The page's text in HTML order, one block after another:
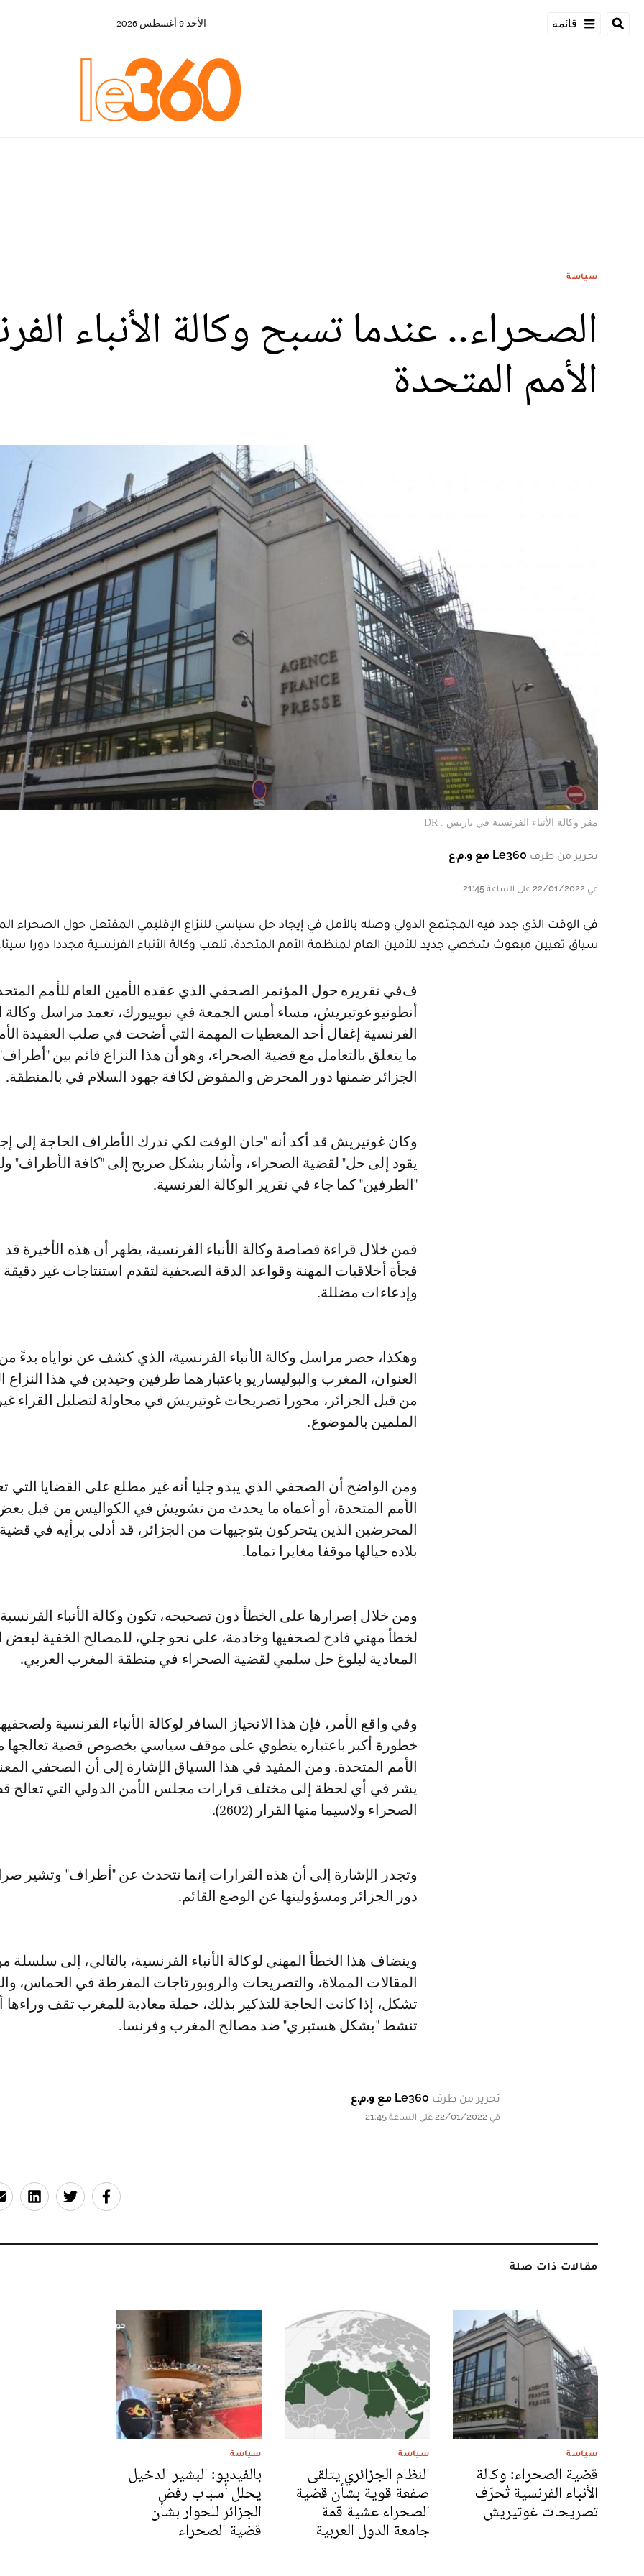
قائمة الأحد 9 أغسطس 2026
سياسة
الصحراء.. عندما تسبح وكالة الأنباء
الأمم المتحدة
مقر وكالة الأنباء الفرنسية في باريس . DR
تحرير من طرف Le360 مع و.م.ع
في 22/01/2022 على الساعة 21:45
في الوقت الذي جدد فيه المجتمع الدولي وصله بالأمل في إيجاد حل سياسي للنزاع الإقليمي المفتعل حول الصحراء
سياق تعيين مبعوث شخصي جديد للأمين العام لمنظمة الأمم المتحدة، تلعب وكالة الأنباء الفرنسية مجددا دورا سيئا.
ففي تقريره حول المؤتمر الصحفي الذي عقده الأمين العام للأمم المتحدة،
أنطونيو غوتيريش، مساء أمس الجمعة في نيوييورك، تعمد مراسل وكالة
الفرنسية إغفال أحد المعطيات المهمة التي أضحت في صلب العقيدة
ما يتعلق بالتعامل مع قضية الصحراء، وهو أن هذا النزاع قائم بين
الجزائر ضمنها دور المحرض والمقوض لكافة جهود السلام في بالمنطقة.
وكان غوتيريش قد أكد أنه "حان الوقت لكي تدرك الأطراف الحاجة إلى
يقود إلى حل" لقضية الصحراء، وأشار بشكل صريح إلى "كافة الأطراف"
"الطرفين" كما جاء في تقرير الوكالة الفرنسية.
فمن خلال قراءة قصاصة وكالة الأنباء الفرنسية، يظهر أن هذه الأخيرة قد
فجأة أخلاقيات المهنة وقواعد الدقة الصحفية لتقدم استنتاجات غير دقيقة
وإدعاءات مضللة.
وهكذا، حصر مراسل وكالة الأنباء الفرنسية، الذي كشف عن نواياه بدءً
العنوان، المغرب والبوليساريو باعتبارهما طرفين وحيدين في هذا النزاع
من قبل الجزائر، محورا تصريحات غوتيريش في محاولة لتضليل القراء غير
الملمين بالموضوع.
ومن الواضح أن الصحفي الذي يبدو جليا أنه غير مطلع على القضايا التي
الأمم المتحدة، أو أعماه ما يحدث من تشويش في الكواليس من قبل
المحرضين الذين يتحركون بتوجيهات من الجزائر، قد أدلى برأيه في قضية
بلاده حيالها موقفا مغايرا تماما.
ومن خلال إصرارها على الخطأ دون تصحيحه، تكون وكالة الأنباء
لخطأ مهني فادح لصحفيها وخادمة، على نحو جلي، للمصالح الخفية لبعض
المعادية لبلوغ حل سلمي لقضية الصحراء في منطقة المغرب العربي.
وفي واقع الأمر، فإن هذا الانحياز السافر لوكالة الأنباء الفرنسية
خطورة أكبر باعتباره ينطوي على موقف سياسي بخصوص قضية تعالجها
الأمم المتحدة. ومن المفيد في هذا السياق الإشارة إلى أن الصحفي
يشر في أي لحظة إلى مختلف قرارات مجلس الأمن الدولي التي تعالج
الصحراء ولاسيما منها القرار (2602).
وتجدر الإشارة إلى أن هذه القرارات إنما تتحدث عن "أطراف" وتشير
دور الجزائر ومسؤوليتها عن الوضع القائم.
وينضاف هذا الخطأ المهني لوكالة الأنباء الفرنسية، بالتالي، إلى سلسلة
المقالات المملاة، والتصريحات والروبورتاجات المفرطة في الحماس،
تشكل، إذا كانت الحاجة للتذكير بذلك، حملة معادية للمغرب تقف
تنشط "بشكل هستيري" ضد مصالح المغرب وفرنسا.
تحرير من طرف Le360 مع و.م.ع
في 22/01/2022 على الساعة 21:45
مقالات ذات صلة
سياسة
قضية الصحراء: وكالة
الأنباء الفرنسية تُحرّف
تصريحات غوتيريش
سياسة
النظام الجزائري يتلقى
صفعة قوية بشأن قضية
الصحراء عشية قمة
جامعة الدول العربية
سياسة
بالفيديو: البشير الدخيل
يحلل أسباب رفض
الجزائر للحوار بشأن
قضية الصحراء